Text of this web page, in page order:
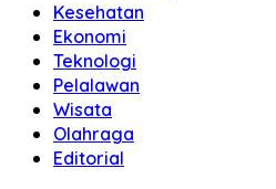
Kesehatan
Ekonomi
Teknologi
Pelalawan
Wisata
Olahraga
Editorial